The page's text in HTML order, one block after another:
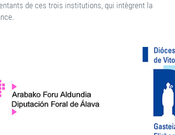
de ces trois institutions, qui intègrent la